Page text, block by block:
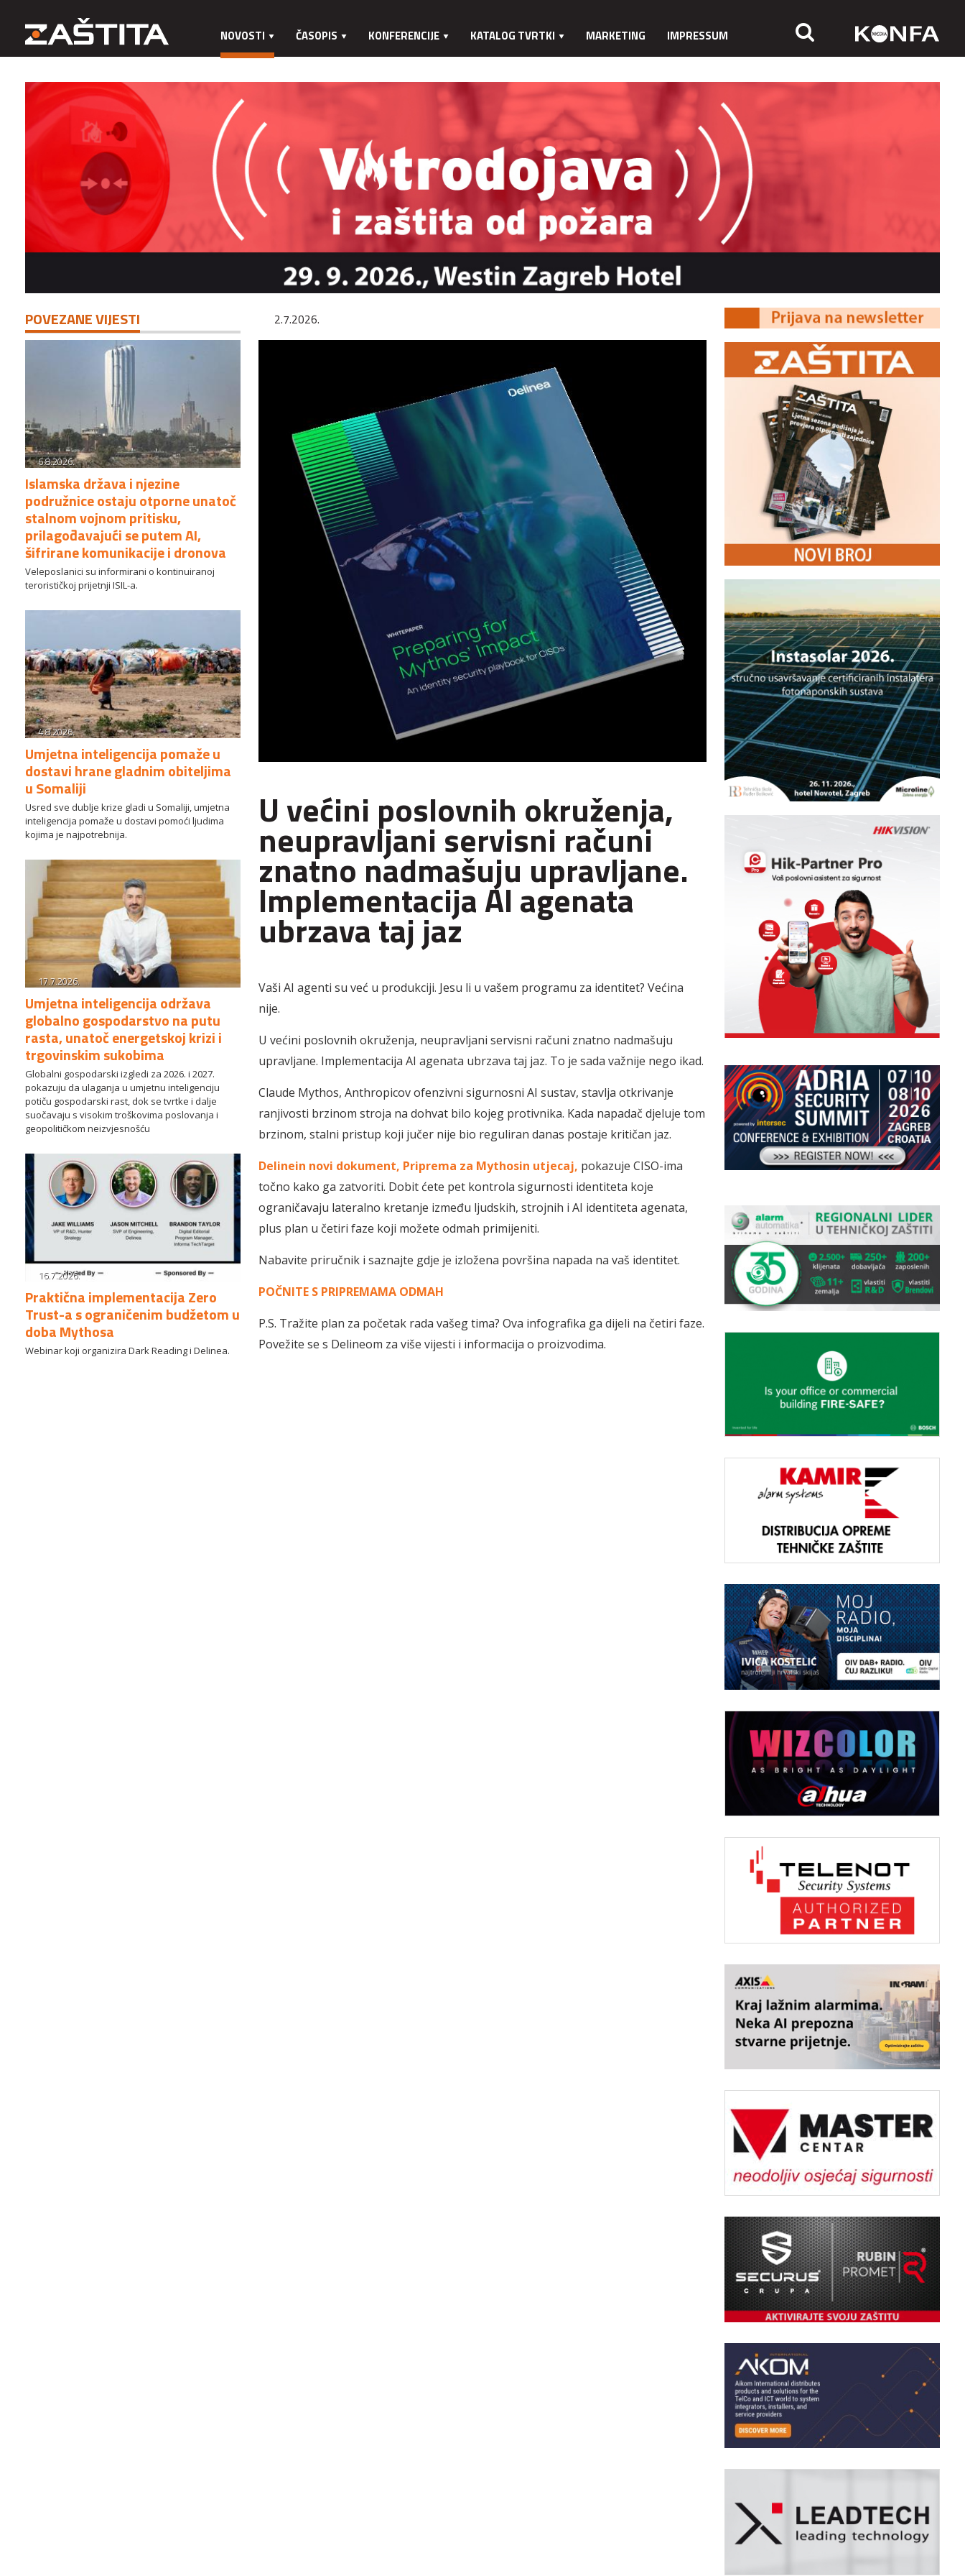
NOVOSTI ČASOPIS KONFERENCIJE KATALOG TVRTKI MARKETING IMPRESSUM
POVEZANE VIJESTI
6.8.2026.
Islamska država i njezine
podružnice ostaju otporne unatoč
stalnom vojnom pritisku,
prilagođavajući se putem AI,
šifrirane komunikacije i dronova
Veleposlanici su informirani o kontinuiranoj
terorističkoj prijetnji ISIL-a.
4.8.2026.
Umjetna inteligencija pomaže u
dostavi hrane gladnim obiteljima
u Somaliji
Usred sve dublje krize gladi u Somaliji, umjetna
inteligencija pomaže u dostavi pomoći ljudima
kojima je najpotrebnija.
17.7.2026.
Umjetna inteligencija održava
globalno gospodarstvo na putu
rasta, unatoč energetskoj krizi i
trgovinskim sukobima
Globalni gospodarski izgledi za 2026. i 2027.
pokazuju da ulaganja u umjetnu inteligenciju
potiču gospodarski rast, dok se tvrtke i dalje
suočavaju s visokim troškovima poslovanja i
geopolitičkom neizvjesnošću
16.7.2026.
Praktična implementacija Zero
Trust-a s ograničenim budžetom u
doba Mythosa
Webinar koji organizira Dark Reading i Delinea.
2.7.2026.
U većini poslovnih okruženja,
neupravljani servisni računi
znatno nadmašuju upravljane.
Implementacija AI agenata
ubrzava taj jaz
Vaši AI agenti su već u produkciji. Jesu li u vašem programu za identitet? Većina
nije.
U većini poslovnih okruženja, neupravljani servisni računi znatno nadmašuju
upravljane. Implementacija AI agenata ubrzava taj jaz. To je sada važnije nego ikad.
Claude Mythos, Anthropicov ofenzivni sigurnosni AI sustav, stavlja otkrivanje
ranjivosti brzinom stroja na dohvat bilo kojeg protivnika. Kada napadač djeluje tom
brzinom, stalni pristup koji jučer nije bio reguliran danas postaje kritičan jaz.
Delinein novi dokument, Priprema za Mythosin utjecaj, pokazuje CISO-ima
točno kako ga zatvoriti. Dobit ćete pet kontrola sigurnosti identiteta koje
ograničavaju lateralno kretanje između ljudskih, strojnih i AI identiteta agenata,
plus plan u četiri faze koji možete odmah primijeniti.
Nabavite priručnik i saznajte gdje je izložena površina napada na vaš identitet.
POČNITE S PRIPREMAMA ODMAH
P.S. Tražite plan za početak rada vašeg tima? Ova infografika ga dijeli na četiri faze.
Povežite se s Delineom za više vijesti i informacija o proizvodima.